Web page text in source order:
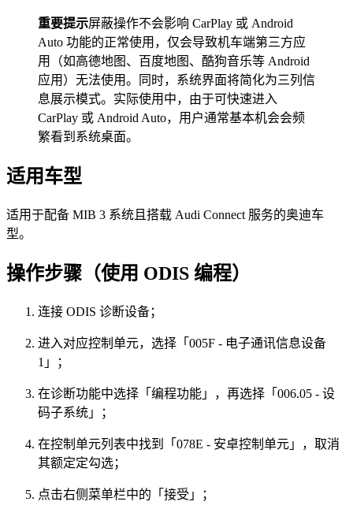
重要提示屏蔽操作不会影响 CarPlay 或 Android
Auto 功能的正常使用，仅会导致机车端第三方应
用（如高德地图、百度地图、酷狗音乐等 Android
应用）无法使用。同时，系统界面将简化为三列信
息展示模式。实际使用中，由于可快速进入
CarPlay 或 Android Auto，用户通常基本机会会频
繁看到系统桌面。
适用车型
适用于配备 MIB 3 系统且搭载 Audi Connect 服务的奥迪车
型。
操作步骤（使用 ODIS 编程）
连接 ODIS 诊断设备；
进入对应控制单元，选择「005F - 电子通讯信息设备
1」；
在诊断功能中选择「编程功能」，再选择「006.05 - 设
码子系统」；
在控制单元列表中找到「078E - 安卓控制单元」，取消
其额定定勾选；
点击右侧菜单栏中的「接受」；